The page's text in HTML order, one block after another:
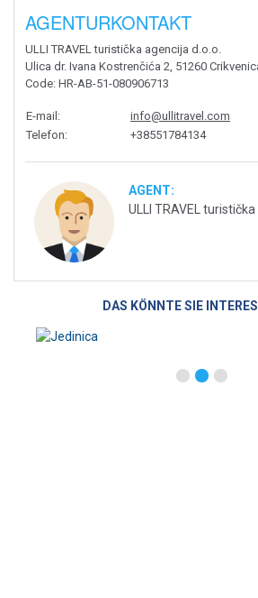
AGENTURKONTAKT
ULLI TRAVEL turistička agencija d.o.o.
Ulica dr. Ivana Kostrenčića 2, 51260
Code: HR-AB-51-080906713
E-mail :
info@ullitravel.com
Telefon: +38551784134
AGENT:
ULLI TRAVEL turistička
DAS KÖNNTE SIE